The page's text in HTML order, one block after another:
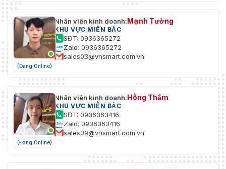
(Đang Online)
Nhân viên kinh doanh:Mạnh Tường
KHU VỰC MIỀN BẮC
SĐT: 0936365272
Zalo: 0936365272
sales03@vnsmart.com.vn
(Đang Online)
Nhân viên kinh doanh:Hồng Thắm
KHU VỰC MIỀN BẮC
SĐT: 0936363416
Zalo: 0936363416
sales09@vnsmart.com.vn